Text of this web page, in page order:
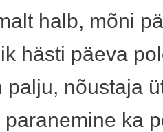
halb, mõni
hästi päeva
palju, nõustaja
ka